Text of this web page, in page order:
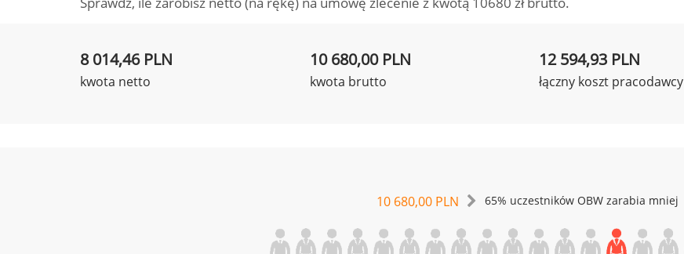
8 014,46 PLN
kwota netto
10 680,00 PLN
kwota brutto
12 594,93 PLN
łączny koszt pracodawcy
10 680,00 PLN 65% uczestników OBW zarabia mniej